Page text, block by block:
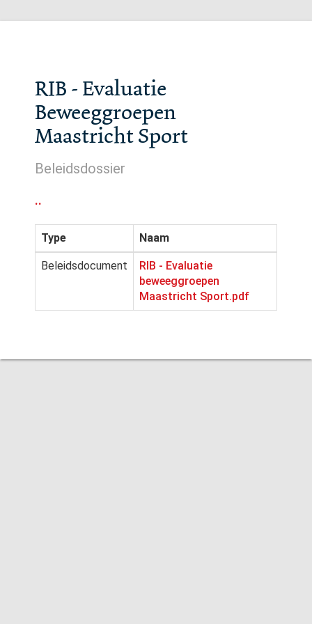
RIB - Evaluatie
Beweeggroepen
Maastricht Sport
Beleidsdossier
..
Type Naam
Beleidsdocument
RIB - Evaluatie
beweeggroepen
Maastricht Sport.pdf